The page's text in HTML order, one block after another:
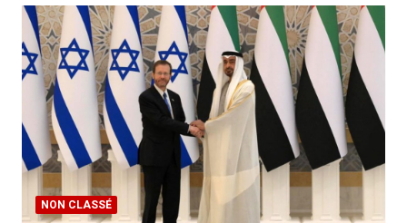
NON CLASSÉ